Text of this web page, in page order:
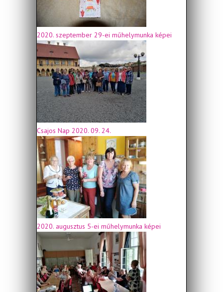
2020. szeptember 29-ei műhelymunka képei
Csajos Nap 2020. 09. 24.
2020. augusztus 5-ei műhelymunka képei